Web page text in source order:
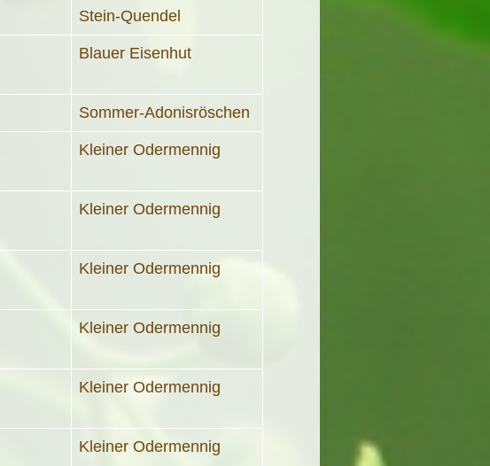
Stein-Quendel
Blauer Eisenhut
Sommer-Adonisröschen
Kleiner Odermennig
Kleiner Odermennig
Kleiner Odermennig
Kleiner Odermennig
Kleiner Odermennig
Kleiner Odermennig